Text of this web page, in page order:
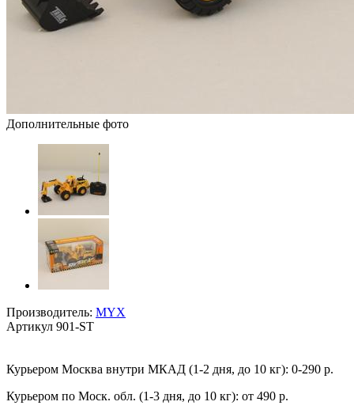
Дополнительные фото
Производитель: MYX
Артикул 901-ST
Курьером Москва внутри МКАД (1-2 дня, до 10 кг): 0-290 р.
Курьером по Моск. обл. (1-3 дня, до 10 кг): от 490 р.